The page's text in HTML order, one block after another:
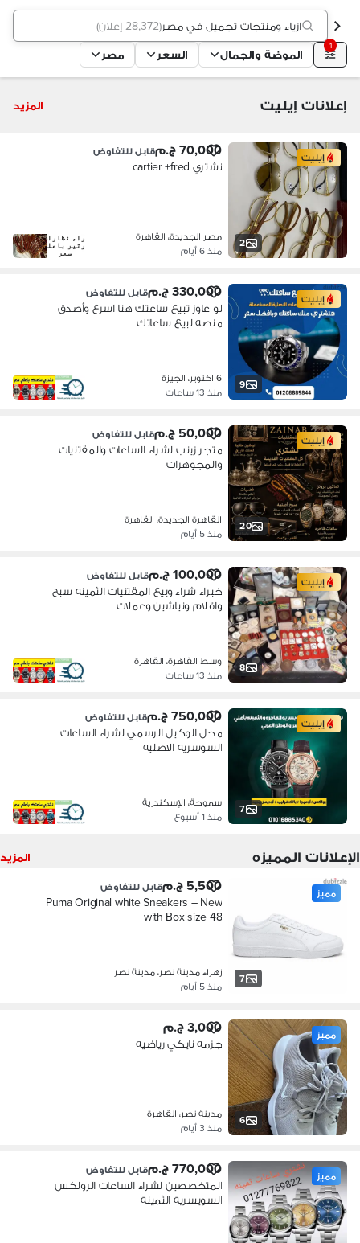
ازياء ومنتجات تجميل في مصر(28,372 إعلان )
1
الموضة والجمال السعر مصر
إعلانات إيليت المزيد
2
إيليت 70,000 ج.م قابل للتفاوض
نشتري cartier +fred
مصر الجديدة، القاهرة
منذ 6 أيام
9
إيليت 330,000 ج.م قابل للتفاوض
لو عاوز تبيع ساعتك هنا اسرع وأصدق
منصه لبيع ساعاتك
6 اكتوبر، الجيزة
منذ 13 ساعات
20
إيليت 50,000 ج.م قابل للتفاوض
متجر زينب لشراء الساعات والمقتنيات
والمجوهرات
القاهرة الجديدة، القاهرة
منذ 5 أيام
8
إيليت 100,000 ج.م قابل للتفاوض
خبراء شراء وبيع المقتنيات الثمينه سبح
واقلام ونياشين وعملات
وسط القاهرة، القاهرة
منذ 13 ساعات
7
إيليت 750,000 ج.م قابل للتفاوض
محل الوكيل الرسمي لشراء الساعات
السوسريه الاصليه
سموحة، الإسكندرية
منذ 1 أسبوع
الإعلانات المميزه المزيد
7
مميز 5,500 ج.م قابل للتفاوض
Puma Original white Sneakers – New
with Box size 48
زهراء مدينة نصر، مدينة نصر
منذ 5 أيام
6
مميز 3,000 ج.م
جزمه نايكي رياضيه
مدينة نصر، القاهرة
منذ 3 أيام
مميز 770,000 ج.م قابل للتفاوض
المتخصصين لشراء الساعات الرولكس
السويسرية الثمينة